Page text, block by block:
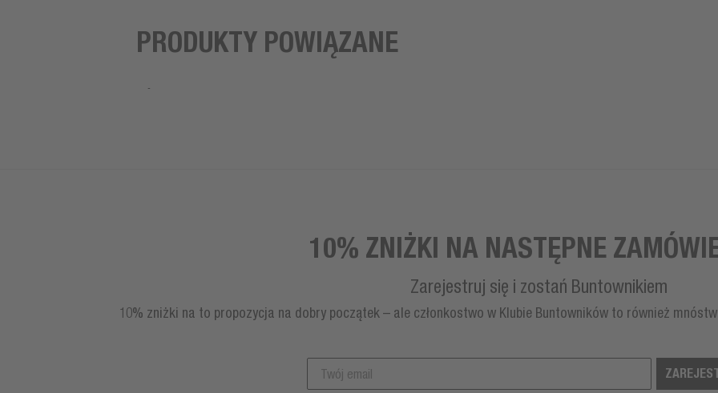
PRODUKTY POWIĄZANE
10% ZNIŻKI NA NASTĘPNE
Zarejestruj się i zostań Buntownikiem
10% zniżki na to propozycja na dobry początek – ale członkostwo w Klubie Buntowników to również